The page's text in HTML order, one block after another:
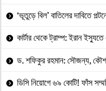
‘ভূতুড়ে বিল’ বাতিলের দাবিতে
কার্টার থেকে ট্রাম্প: ইরান
ড. শফিকুর রহমান: সৌজন্য,
ডিসি নিয়োগে ৬৯ কোটি! ফাঁস